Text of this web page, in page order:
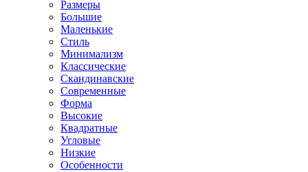
Размеры
Большие
Маленькие
Стиль
Минимализм
Классические
Скандинавские
Современные
Форма
Высокие
Квадратные
Угловые
Низкие
Особенности